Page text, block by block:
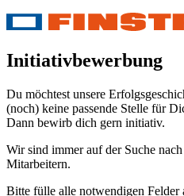
Initiativbewerbung
Du möchtest unsere
(noch) keine passende Stelle für
Dann bewirb dich gern initiativ.
Wir sind immer auf der Suche
Mitarbeitern.
Bitte fülle alle notwendigen Felder